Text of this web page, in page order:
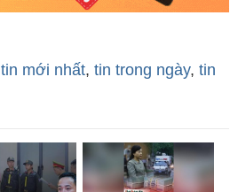
tin mới nhất, tin trong ngày, tin